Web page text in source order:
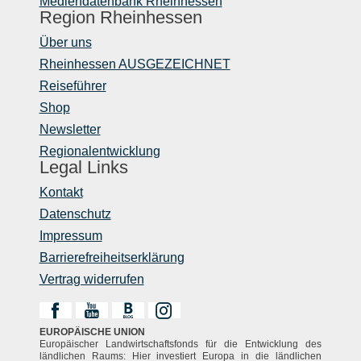
Verfügung und sind ausgeschildert. Ganztägig gratis*
per Bus & Bahn in der RNN-Wabe 320 (ohne Gau-
Algesheim). Einfach die App FAIRTIQ downloaden und
damit kostenlos durch ganz Ingelheim fahren. >>
www.e-ticket-ingelheim.de
Region Rheinhessen
Über uns
Rheinhessen AUSGEZEICHNET
Reiseführer
Shop
Newsletter
Regionalentwicklung
Legal Links
Kontakt
Datenschutz
Impressum
Barrierefreiheitserklärung
Vertrag widerrufen
EUROPÄISCHE UNION
Europäischer Landwirtschaftsfonds für die Entwicklung des
ländlichen Raums: Hier investiert Europa in die ländlichen